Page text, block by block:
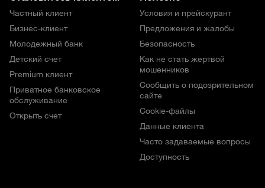
Частный клиент
Бизнес-клиент
Молодежный банк
Детский счет
Premium клиент
Приватное банковское
обслуживание
Открыть счет
Условия и прейскурант
Предложения и жалобы
Безопасность
Как не стать жертвой
мошенников
Сообщить о подозрительном
сайте
Cookie-файлы
Данные клиента
Часто задаваемые вопросы
Доступность